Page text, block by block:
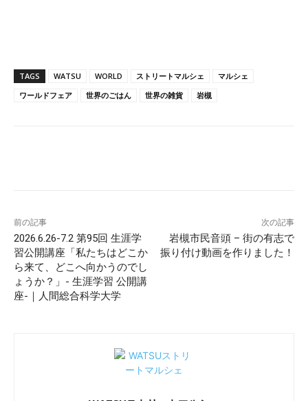
TAGS WATSU WORLD ストリートマルシェ
マルシェ
ワールドフェア
世界のごはん 世界の雑貨 岩槻
前の記事
2026.6.26-7.2 第95回 生涯学
習公開講座「私たちはどこか
ら来て、どこへ向かうのでし
ょうか？」- 生涯学習 公開講
座-｜人間総合科学大学
次の記事
岩槻市民音頭 – 街の有志で
振り付け動画を作りました！